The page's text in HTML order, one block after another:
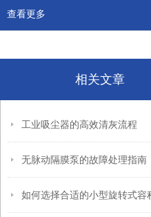
查看更多
相关文章
工业吸尘器的高效清灰流程
无脉动隔膜泵的故障处理指南